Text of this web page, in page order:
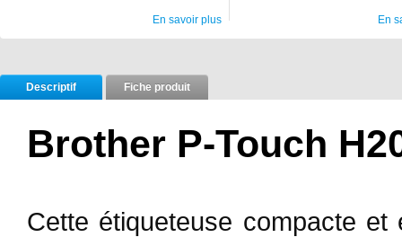
En savoir plus En
Descriptif Fiche produit
Brother P-Touch
Cette étiqueteuse compacte